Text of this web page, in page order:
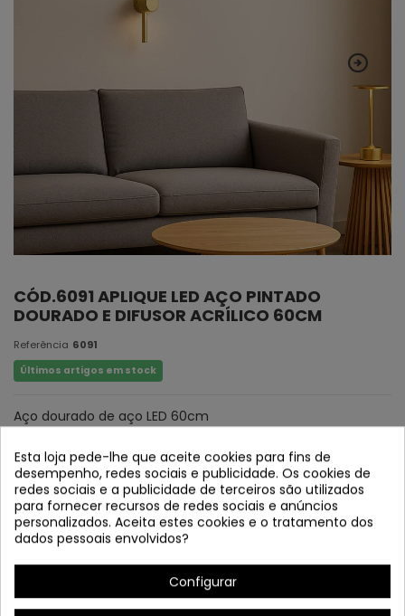
CÓD.6091 APLIQUE LED AÇO PINTADO
DOURADO E DIFUSOR ACRÍLICO 60CM
Referência 6091
Últimos artigos em stock
Aço dourado de aço LED 60cm
Esta loja pede-lhe que aceite cookies para fins de
desempenho, redes sociais e publicidade. Os cookies de
redes sociais e a publicidade de terceiros são utilizados
para fornecer recursos de redes sociais e anúncios
personalizados. Aceita estes cookies e o tratamento dos
dados pessoais envolvidos?
Configurar